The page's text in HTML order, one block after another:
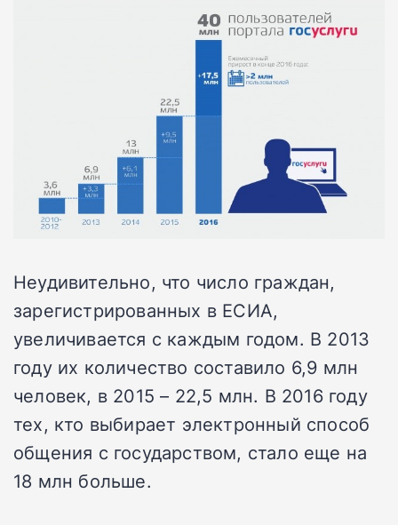
Неудивительно, что число граждан,
зарегистрированных в ЕСИА,
увеличивается с каждым годом. В 2013
году их количество составило 6,9 млн
человек, в 2015 – 22,5 млн. В 2016 году
тех, кто выбирает электронный способ
общения с государством, стало еще на
18 млн больше.